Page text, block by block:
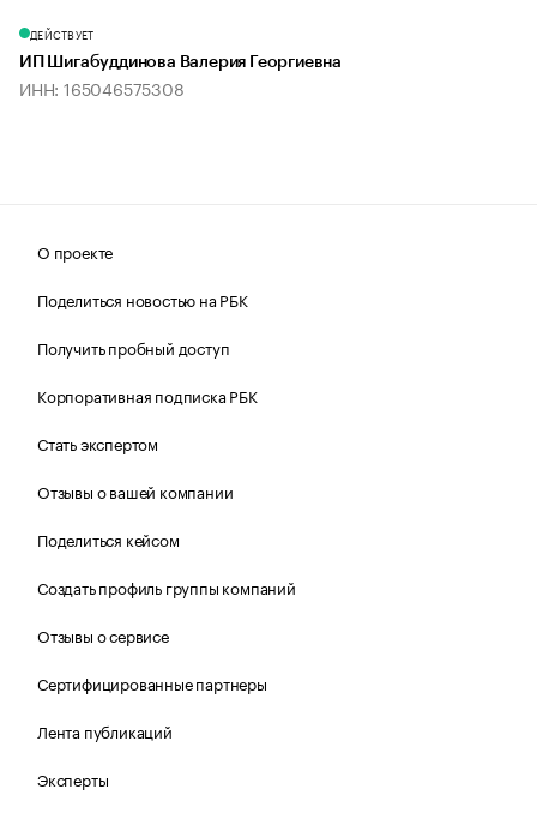
ДЕЙСТВУЕТ
ИП Шигабуддинова Валерия Георгиевна
ИНН: 165046575308
О проекте
Поделиться новостью на РБК
Получить пробный доступ
Корпоративная подписка РБК
Стать экспертом
Отзывы о вашей компании
Поделиться кейсом
Создать профиль группы компаний
Отзывы о сервисе
Сертифицированные партнеры
Лента публикаций
Эксперты